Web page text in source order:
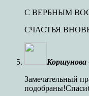
С ВЕРБНЫМ
СЧАСТЬЯ
Коршунова
Замечательный